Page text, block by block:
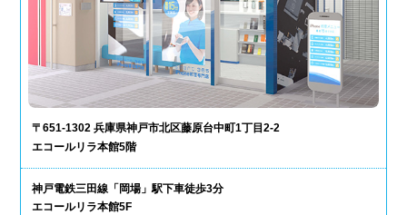
〒651-1302 兵庫県神戸市北区藤原台中町1丁目2-2
エコールリラ本館5階
神戸電鉄三田線「岡場」駅下車徒歩3分
エコールリラ本館5F